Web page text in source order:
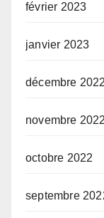
février 2023
janvier 2023
décembre 2022
novembre 2022
octobre 2022
septembre